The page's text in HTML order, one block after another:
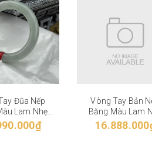
Đũa Nếp
Lam Nhẹ
28-001
Vòng Tay Bản
Băng Màu Lam
VT-27-006